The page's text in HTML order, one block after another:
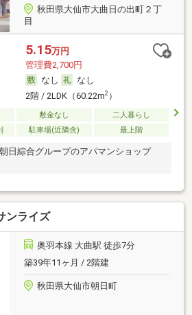
秋田県大仙市大曲日の出町２丁
目
5.15万円
管理費2,700円
なし
なし
2階 / 2LDK（60.22m2）
敷金なし
二人暮らし
駐車場(近隣含) 最上階
日綜合グループのアパマンショップ
ンライズ
奥羽本線 大曲駅 徒歩7分
築39年11ヶ月 / 2階建
秋田県大仙市朝日町